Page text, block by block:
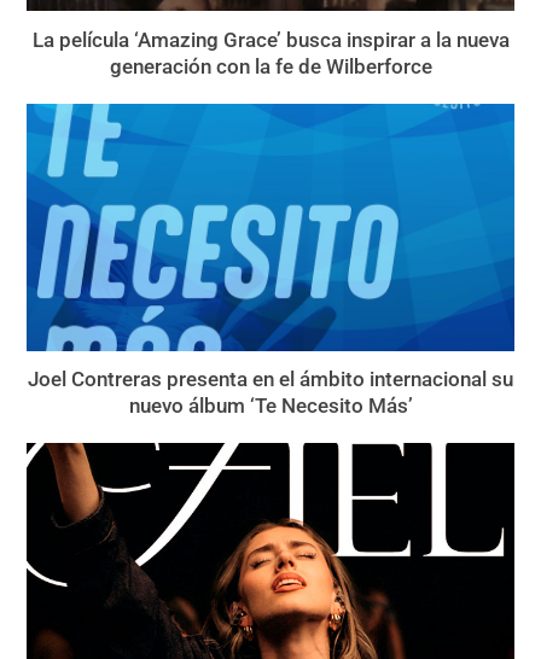
La película ‘Amazing Grace’ busca inspirar a la nueva
generación con la fe de Wilberforce
Joel Contreras presenta en el ámbito internacional su
nuevo álbum ‘Te Necesito Más’